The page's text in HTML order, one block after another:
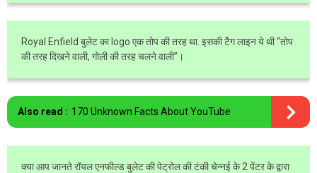
Royal Enfield बुलेट का logo एक तोप की तरह था. इसकी टैग लाइन ये थी “तोप
की तरह दिखने वाली, गोली की तरह चलने वाली”।
Also read : 170 Unknown Facts About YouTube
क्या आप जानते रॉयल एनफील्ड बुलेट की पेट्रोल की टंकी चेन्नई के 2 पेंटर के द्वारा